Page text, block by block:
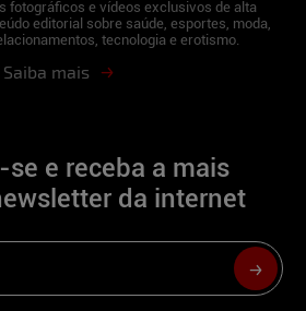
grande presente pra
e a fidelidade dos fãs do
com as modelos, eu
meu ensaio e mandarem
fotográficos e vídeos exclusivos de alta
editorial sobre saúde, esportes, moda,
tecnologia e erotismo.
Saiba mais
se e receba a mais
da internet